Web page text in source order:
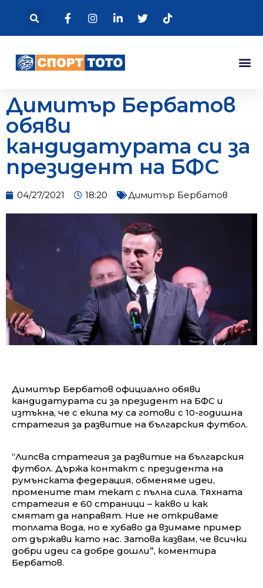
Димитър Бербатов
обяви
кандидатурата си за
президент на БФС
04/27/2021 18:20 Димитър Бербатов
Димитър Бербатов официално обяви
кандидатурата си за президент на БФС и
изтъкна, че с екипа му са готови с 10-годишна
стратегия за развитие на българския футбол.
“Липсва стратегия за развитие на българския
футбол. Държа контакт с президента на
румънската федерация, обменяме идеи,
промените там текат с пълна сила. Тяхната
стратегия е 60 страници – какво и как
смятат да направят. Ние не откриваме
топлата вода, но е хубаво да взимаме пример
от държави като нас. Затова казвам, че всички
добри идеи са добре дошли”, коментира
Бербатов.